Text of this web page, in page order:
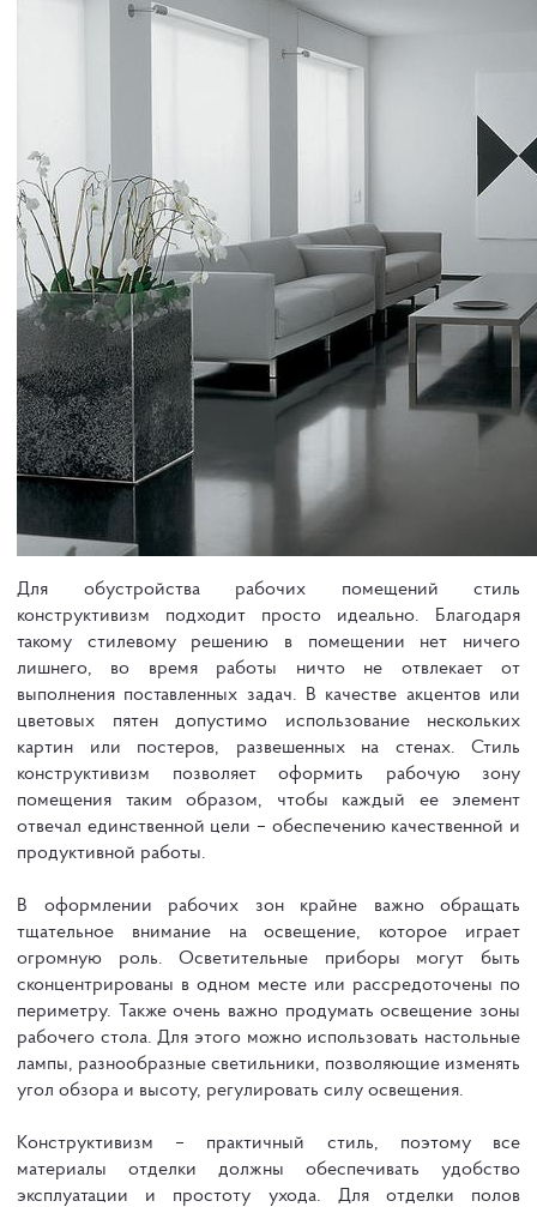
Для обустройства рабочих помещений стиль
конструктивизм подходит просто идеально. Благодаря
такому стилевому решению в помещении нет ничего
лишнего, во время работы ничто не отвлекает от
выполнения поставленных задач. В качестве акцентов или
цветовых пятен допустимо использование нескольких
картин или постеров, развешенных на стенах. Стиль
конструктивизм позволяет оформить рабочую зону
помещения таким образом, чтобы каждый ее элемент
отвечал единственной цели – обеспечению качественной и
продуктивной работы.
В оформлении рабочих зон крайне важно обращать
тщательное внимание на освещение, которое играет
огромную роль. Осветительные приборы могут быть
сконцентрированы в одном месте или рассредоточены по
периметру. Также очень важно продумать освещение зоны
рабочего стола. Для этого можно использовать настольные
лампы, разнообразные светильники, позволяющие изменять
угол обзора и высоту, регулировать силу освещения.
Конструктивизм – практичный стиль, поэтому все
материалы отделки должны обеспечивать удобство
эксплуатации и простоту ухода. Для отделки полов